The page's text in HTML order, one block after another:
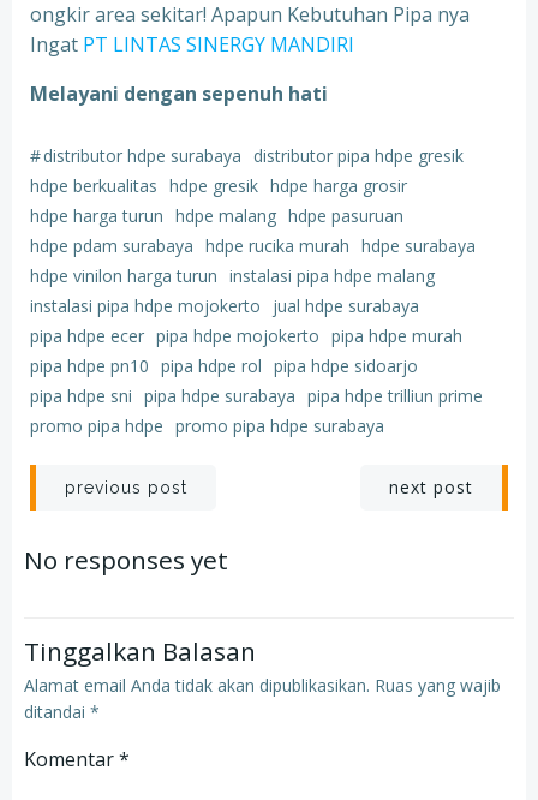
ongkir area sekitar! Apapun Kebutuhan Pipa nya
Ingat PT LINTAS SINERGY MANDIRI
Melayani dengan sepenuh hati
#distributor hdpe surabaya
distributor pipa hdpe gresik
hdpe berkualitas hdpe gresik hdpe harga grosir
hdpe harga turun hdpe malang hdpe pasuruan
hdpe pdam surabaya hdpe rucika murah hdpe surabaya
hdpe vinilon harga turun instalasi pipa hdpe malang
instalasi pipa hdpe mojokerto
jual hdpe surabaya
pipa hdpe ecer pipa hdpe mojokerto pipa hdpe murah
pipa hdpe pn10 pipa hdpe rol pipa hdpe sidoarjo
pipa hdpe sni pipa hdpe surabaya pipa hdpe trilliun prime
promo pipa hdpe promo pipa hdpe surabaya
Post
navigation
previous post next post
No responses yet
Tinggalkan Balasan
Alamat email Anda tidak akan dipublikasikan. Ruas yang wajib
ditandai *
Komentar*